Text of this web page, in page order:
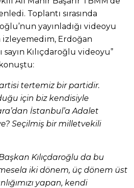
Toplantı sırasında
yayınladığı videoyu
izleyemedim, Erdoğan
Kılıçdaroğlu videoyu”
tertemiz bir partidir.
için biz kendisiyle
İstanbul’a Adalet
Seçilmiş bir milletvekili
Kılıçdaroğlu da bu
iki dönem, üç dönem üst
yapan, kendi